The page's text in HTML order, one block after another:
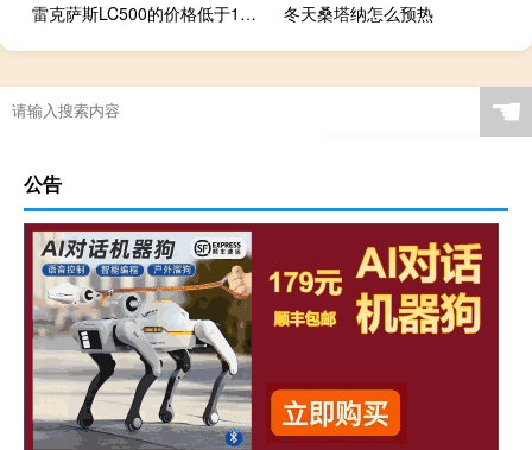
雷克萨斯LC500的价格低于100000美元
冬天桑塔纳怎么预热
☚
公告